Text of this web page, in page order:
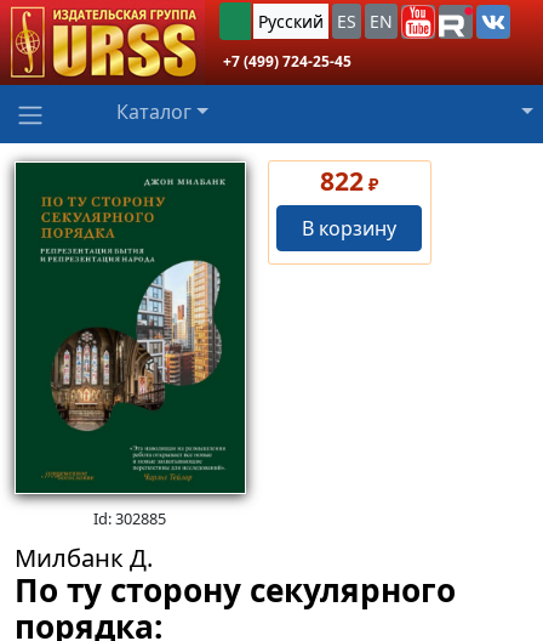
Русский ES EN
+7 (499) 724-25-45
Каталог
Id: 302885
822 ₽
В корзину
Милбанк Д.
По ту сторону секулярного
порядка: